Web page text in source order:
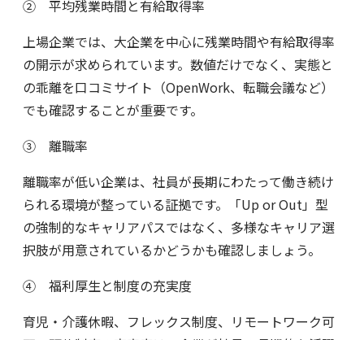
② 平均残業時間と有給取得率
上場企業では、大企業を中心に残業時間や有給取得率
の開示が求められています。数値だけでなく、実態と
の乖離を口コミサイト（OpenWork、転職会議など）
でも確認することが重要です。
③ 離職率
離職率が低い企業は、社員が長期にわたって働き続け
られる環境が整っている証拠です。「Up or Out」型
の強制的なキャリアパスではなく、多様なキャリア選
択肢が用意されているかどうかも確認しましょう。
④ 福利厚生と制度の充実度
育児・介護休暇、フレックス制度、リモートワーク可